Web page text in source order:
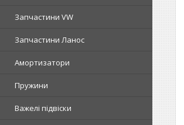
Запчастини VW
Запчастини Ланос
Амортизатори
Пружини
Важелі підвіски